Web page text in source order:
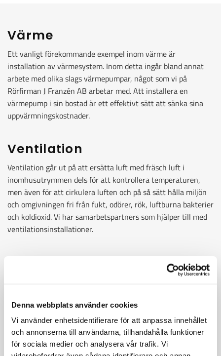
Denna webbplats använder cookies
Vi använder enhetsidentifierare för att anpassa innehållet
och annonserna till användarna, tillhandahålla funktioner
för sociala medier och analysera vår trafik. Vi
Värme
Ett vanligt förekommande exempel inom värme är
installation av värmesystem. Inom detta ingår bland annat
arbete med olika slags värmepumpar, något som vi på
Rörfirman J Franzén AB arbetar med. Att installera en
värmepump i sin bostad är ett effektivt sätt att sänka sina
uppvärmningskostnader.
Ventilation
Ventilation går ut på att ersätta luft med fräsch luft i
inomhusutrymmen dels för att kontrollera temperaturen,
men även för att cirkulera luften och på så sätt hålla miljön
och omgivningen fri från fukt, odörer, rök, luftburna bakterier
och koldioxid. Vi har samarbetspartners som hjälper till med
ventilationsinstallationer.
Sanitet handlar om hanteringen av vätskor och gaser, i först
system för dricksvatten och avlopp.
Vi samarbetar medbadplatsen.se - Här kan du hitta alla
produkter vi erbjuder vad gäller inredning till ert badrum